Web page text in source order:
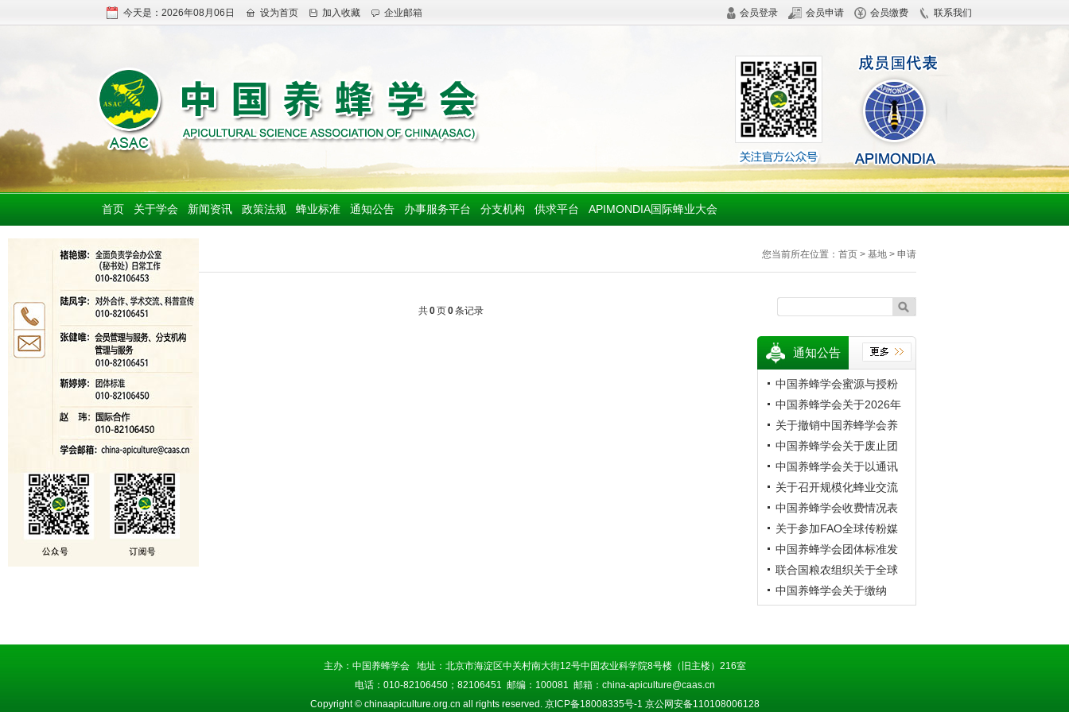
今天是：2026年08月06日 设为首页 加入收藏 企业邮箱 会员登录 会员申请 会员缴费 联系我们
首页 关于学会 新闻资讯 政策法规 蜂业标准 通知公告 办事服务平台 分支机构 供求平台 APIMONDIA国际蜂业大会
申请 您当前所在位置： 首页 > 基地 > 申请
共0页0条记录
通知公告
中国养蜂学会蜜源与授粉
专业委员会第20次蜜蜂授
粉学术交流会暨向日葵授
粉现场观摩会通知 （第二
轮）
中国养蜂学会关于2026年
学术年会的预通知
关于撤销中国养蜂学会养
蜂者专业委员会的公告
中国养蜂学会关于废止团
体标准《成熟蜂蜜》的公
告
中国养蜂学会关于以通讯
方式召开第九届第四次理
事会的通知
关于召开规模化蜂业交流
观摩会的通知
中国养蜂学会收费情况表
关于参加FAO全球传粉媒
介平台研讨会的通知
中国养蜂学会团体标准发
布公告
联合国粮农组织关于全球
传粉媒介平台研讨会的通
中国养蜂学会关于缴纳
主办：中国养蜂学会 地址：北京市海淀区中关村南大街12号中国农业科学院8号楼（旧主楼）216室
电话：010-82106450；82106451 邮编：100081 邮箱：china-apiculture@caas.cn
Copyright © chinaapiculture.org.cn all rights reserved. 京ICP备18008335号-1 京公网安备110108006128